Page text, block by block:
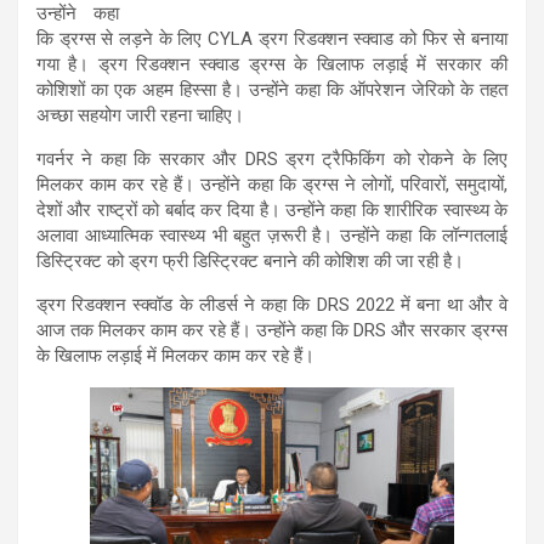
उन्होंने कहा
कि ड्रग्स से लड़ने के लिए CYLA ड्रग रिडक्शन स्क्वाड को फिर से बनाया
गया है। ड्रग रिडक्शन स्क्वाड ड्रग्स के खिलाफ लड़ाई में सरकार की
कोशिशों का एक अहम हिस्सा है। उन्होंने कहा कि ऑपरेशन जेरिको के तहत
अच्छा सहयोग जारी रहना चाहिए।
गवर्नर ने कहा कि सरकार और DRS ड्रग ट्रैफिकिंग को रोकने के लिए
मिलकर काम कर रहे हैं। उन्होंने कहा कि ड्रग्स ने लोगों, परिवारों, समुदायों,
देशों और राष्ट्रों को बर्बाद कर दिया है। उन्होंने कहा कि शारीरिक स्वास्थ्य के
अलावा आध्यात्मिक स्वास्थ्य भी बहुत ज़रूरी है। उन्होंने कहा कि लॉन्गतलाई
डिस्ट्रिक्ट को ड्रग फ्री डिस्ट्रिक्ट बनाने की कोशिश की जा रही है।
ड्रग रिडक्शन स्क्वॉड के लीडर्स ने कहा कि DRS 2022 में बना था और वे
आज तक मिलकर काम कर रहे हैं। उन्होंने कहा कि DRS और सरकार ड्रग्स
के खिलाफ लड़ाई में मिलकर काम कर रहे हैं।